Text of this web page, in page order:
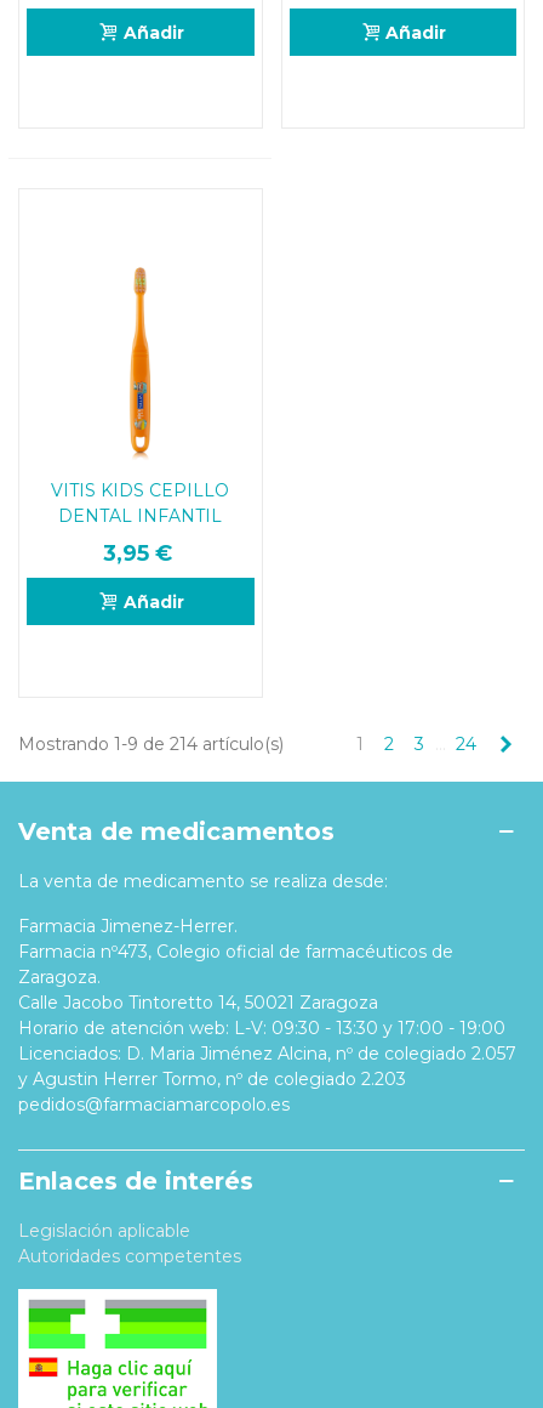
Añadir Añadir
VITIS KIDS CEPILLO
DENTAL INFANTIL
3,95 €
Añadir
Mostrando 1-9 de 214 artículo(s) 1 2 3 24
Venta de medicamentos
La venta de medicamento se realiza desde:
Farmacia Jimenez-Herrer.
Farmacia nº473, Colegio oficial de farmacéuticos de
Zaragoza.
Calle Jacobo Tintoretto 14, 50021 Zaragoza
Horario de atención web: L-V: 09:30 - 13:30 y 17:00 - 19:00
Licenciados: D. Maria Jiménez Alcina, nº de colegiado 2.057
y Agustin Herrer Tormo, nº de colegiado 2.203
pedidos@farmaciamarcopolo.es
Enlaces de interés
Legislación aplicable
Autoridades competentes